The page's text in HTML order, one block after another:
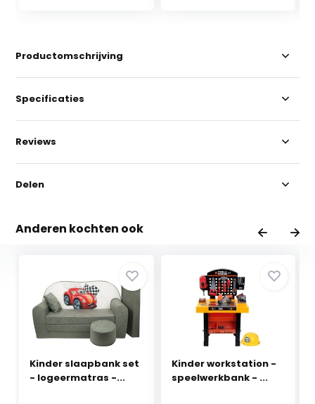
Productomschrijving
Specificaties
Reviews
Delen
Anderen kochten ook
Kinder slaapbank set
- logeermatras -...
Kinder workstation -
speelwerkbank - ...